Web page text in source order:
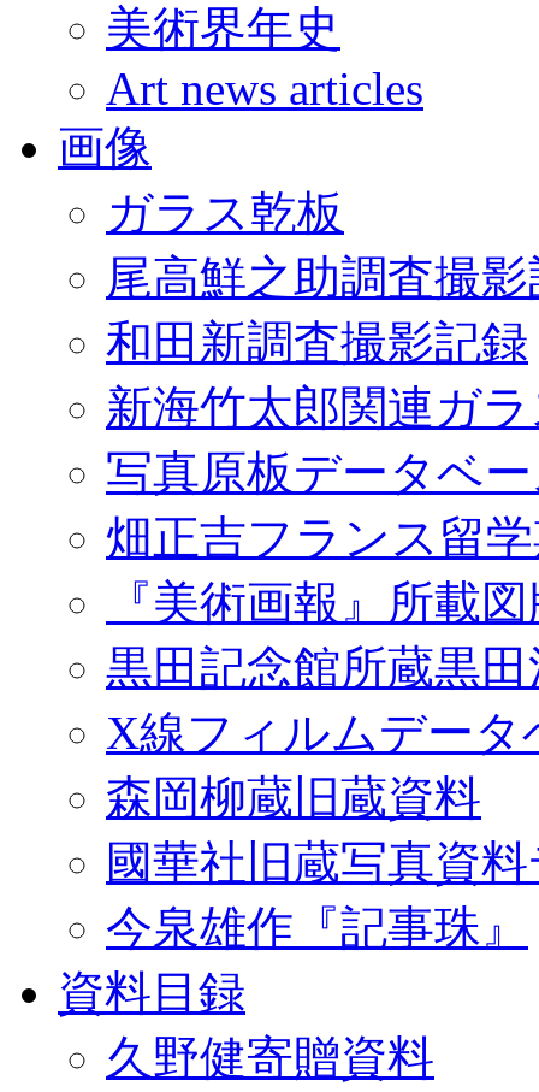
美術界年史
Art news articles
画像
ガラス乾板
尾高鮮之助調査撮
和田新調査撮影記録
新海竹太郎関連ガ
写真原板データベ
畑正吉フランス留
『美術画報』所載
黒田記念館所蔵黒
X線フィルムデータ
森岡柳蔵旧蔵資料
國華社旧蔵写真資
今泉雄作『記事珠』
資料目録
久野健寄贈資料